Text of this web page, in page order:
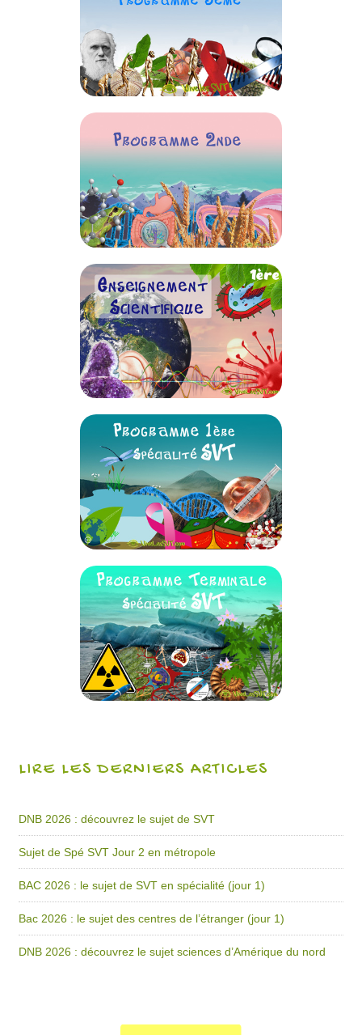
LIRE LES DERNIERS ARTICLES
DNB 2026 : découvrez le sujet de SVT
Sujet de Spé SVT Jour 2 en métropole
BAC 2026 : le sujet de SVT en spécialité (jour 1)
Bac 2026 : le sujet des centres de l’étranger (jour 1)
DNB 2026 : découvrez le sujet sciences d’Amérique du nord